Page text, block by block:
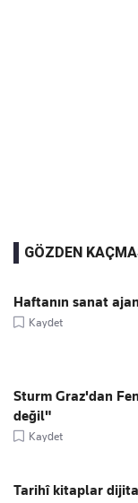
GÖZDEN
Haftanın sanat
Kaydet
Sturm Graz'dan
değil"
Kaydet
Tarihî kitaplar